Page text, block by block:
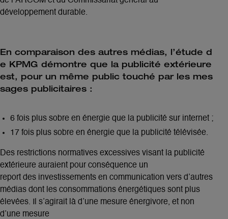
développement durable.
En comparaison des autres médias, l’étude d
e KPMG démontre que la publicité extérieure
est, pour un même public touché par les mes
sages publicitaires :
6 fois plus sobre en énergie que la publicité sur internet ;
17 fois plus sobre en énergie que la publicité télévisée.
Des restrictions normatives excessives visant la publicité
extérieure auraient pour conséquence un
report des investissements en communication vers d’autres
médias dont les consommations énergétiques sont plus
élevées. Il s’agirait là d’une mesure énergivore, et non
d’une mesure